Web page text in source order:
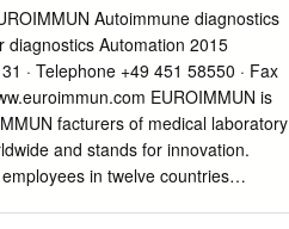
européen harmonisé) 137 10
(M2M Interactive digital media
15080 11 11 Services mobiles Easy
GmbH 1512 11 11
mobiles Telekom
GmbH 1516 11 11
Autoimmune diagnostics
diagnostics Automation 2015
· Telephone +49 451 58550 · Fax
EUROIMMUN is
facturers of medical laboratory
and stands for innovation.
in twelve countries